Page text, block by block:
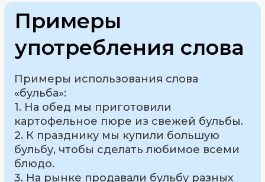
Примеры
употребления слова
Примеры использования слова
«бульба»:
1. На обед мы приготовили
картофельное пюре из свежей бульбы.
2. К празднику мы купили большую
бульбу, чтобы сделать любимое всеми
блюдо.
3. На рынке продавали бульбу разных